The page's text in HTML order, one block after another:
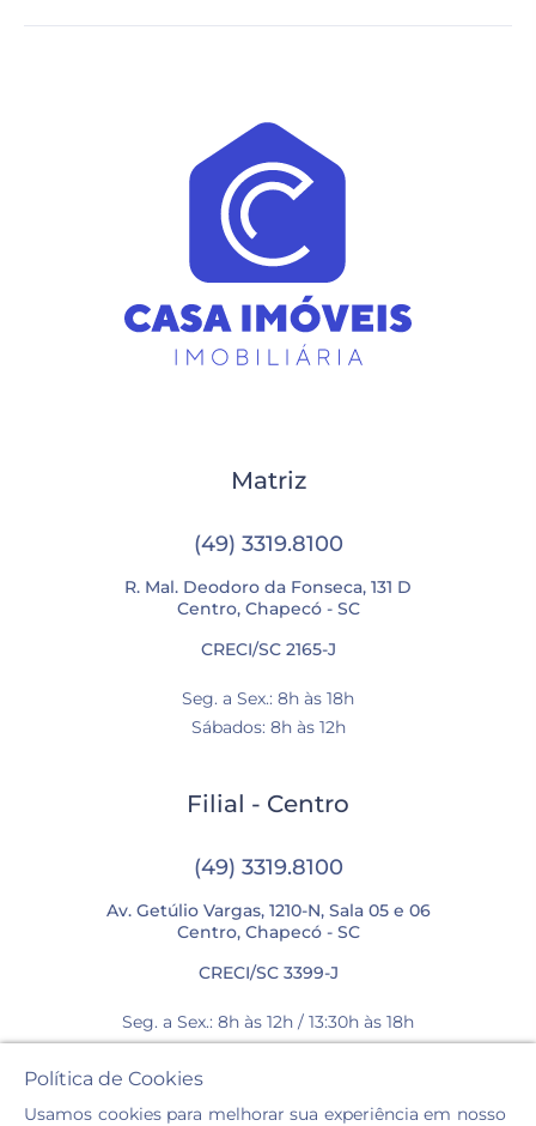
Matriz
(49) 3319.8100
R. Mal. Deodoro da Fonseca, 131 D
Centro, Chapecó - SC
CRECI/SC 2165-J
Seg. a Sex.: 8h às 18h
Sábados: 8h às 12h
Filial - Centro
(49) 3319.8100
Av. Getúlio Vargas, 1210-N, Sala 05 e 06
Centro, Chapecó - SC
CRECI/SC 3399-J
Seg. a Sex.: 8h às 12h / 13:30h às 18h
Sábados: 8h às 12h
Política de Cookies
Usamos cookies para melhorar sua experiência em nosso